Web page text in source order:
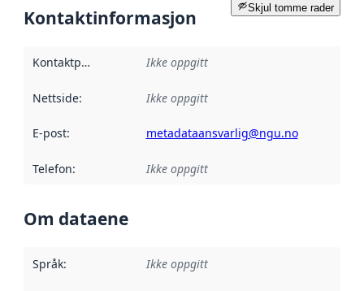
Skjul tomme rader
Kontaktinformasjon
Kontaktpunkt Ikke oppgitt
Nettside: Ikke oppgitt
E-post: metadataansvarlig@ngu.no
Telefon: Ikke oppgitt
Om dataene
Språk: Ikke oppgitt